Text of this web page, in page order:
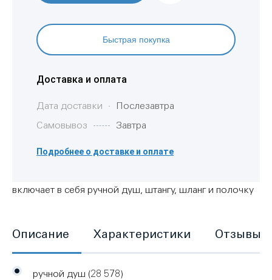
Быстрая покупка
Доставка и оплата
Дата доставки
Послезавтра
Самовывоз
Завтра
Подробнее о доставке и оплате
включает в себя ручной душ, штангу, шланг и полочку
Описание
ручной душ (28 578)
Характеристики Отзывы